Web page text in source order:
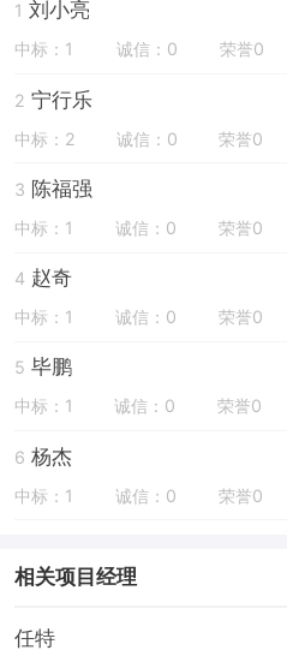
1 刘小亮
中标：1 诚信：0 荣誉0
2 宁行乐
中标：2 诚信：0 荣誉0
3 陈福强
中标：1 诚信：0 荣誉0
4 赵奇
中标：1 诚信：0 荣誉0
5 毕鹏
中标：1 诚信：0 荣誉0
6 杨杰
中标：1 诚信：0 荣誉0
相关项目经理
任特